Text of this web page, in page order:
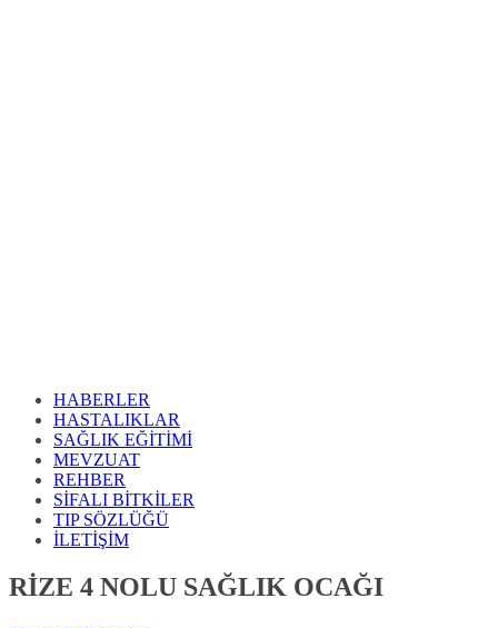
HABERLER
HASTALIKLAR
SAĞLIK EĞİTİMİ
MEVZUAT
REHBER
SİFALI BİTKİLER
TIP SÖZLÜĞÜ
İLETİŞİM
RİZE 4 NOLU SAĞLIK OCAĞI